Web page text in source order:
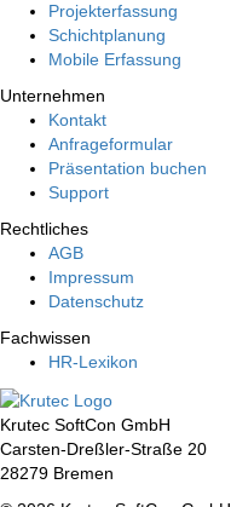
Projekterfassung
Schichtplanung
Mobile Erfassung
Unternehmen
Kontakt
Anfrageformular
Präsentation buchen
Support
Rechtliches
AGB
Impressum
Datenschutz
Fachwissen
HR-Lexikon
Krutec SoftCon GmbH
Carsten-Dreßler-Straße 20
28279 Bremen